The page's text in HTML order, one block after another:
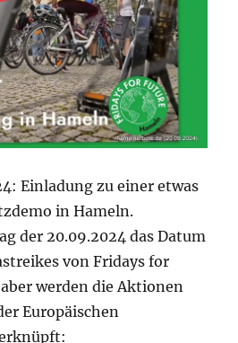
Einladung zu einer etwas
in Hameln.
der 20.09.2024 das Datum
von Fridays for
werden die Aktionen
Europäischen